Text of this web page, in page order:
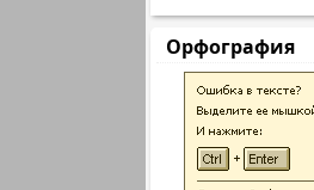
Орфография